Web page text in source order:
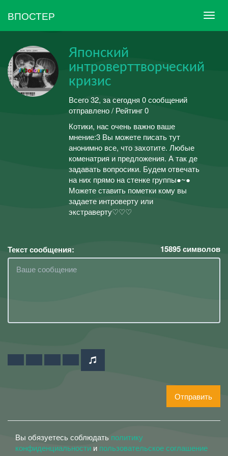
ВПОСТЕР
Японский
интроверттворческий
кризис
Всего 32, за сегодня 0 сообщений
отправлено / Рейтинг 0
Котики, нас очень важно ваше
мнение:3 Вы можете писать тут
анонимно все, что захотите. Любые
коменатрия и предложения. А так де
задавать вопросики. Будем отвечать
на них прямо на стенке группы●~●
Можете ставить пометки кому вы
задаете интроверту или
экстраверту♡♡♡
Текст сообщения: 15895символов
Отправить
Вы обязуетесь соблюдать политику
конфиденциальности и пользовательское соглашение